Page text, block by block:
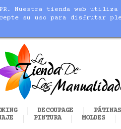
sequracheckout/lib/
Nuestra tienda web utiliza
su uso para disfrutar
DECOUPAGE
PINTURA MOLDES